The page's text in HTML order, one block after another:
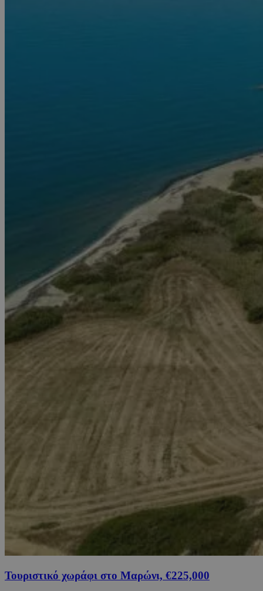
Τουριστικό χωράφι στο Μαρώνι, €225,000